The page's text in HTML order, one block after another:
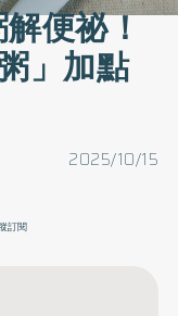
便祕！
」加點
2025/10/15
訂閱